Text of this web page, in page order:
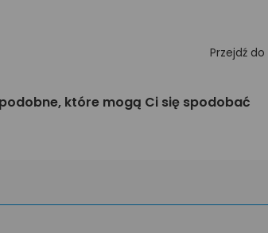
Przejdź do
które mogą Ci się spodobać